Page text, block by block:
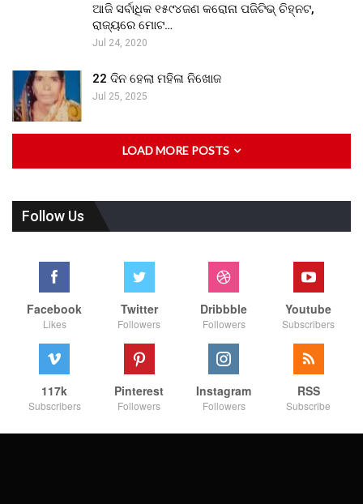
ଆଜି ସର୍ବାଧିକ ୧୫୯୪ଜଣ କରୋନା ପଜିଟିଭ୍ ଚିହ୍ନଟ,
ରାଜ୍ୟରେ ମୋଟ…
Jul 24, 2020
22 ଦିନ ହେଲା ମହିଳା ନିଖୋଜ
Jul 25, 2025
LOAD MORE POSTS
Follow Us
Facebook
Likes
Twitter
Followers
Dribbble
Followers
Youtube
Subscribers
117k
Subscribers
Pinterest
Followers
Instagram
Followers
RSS
Subscribe